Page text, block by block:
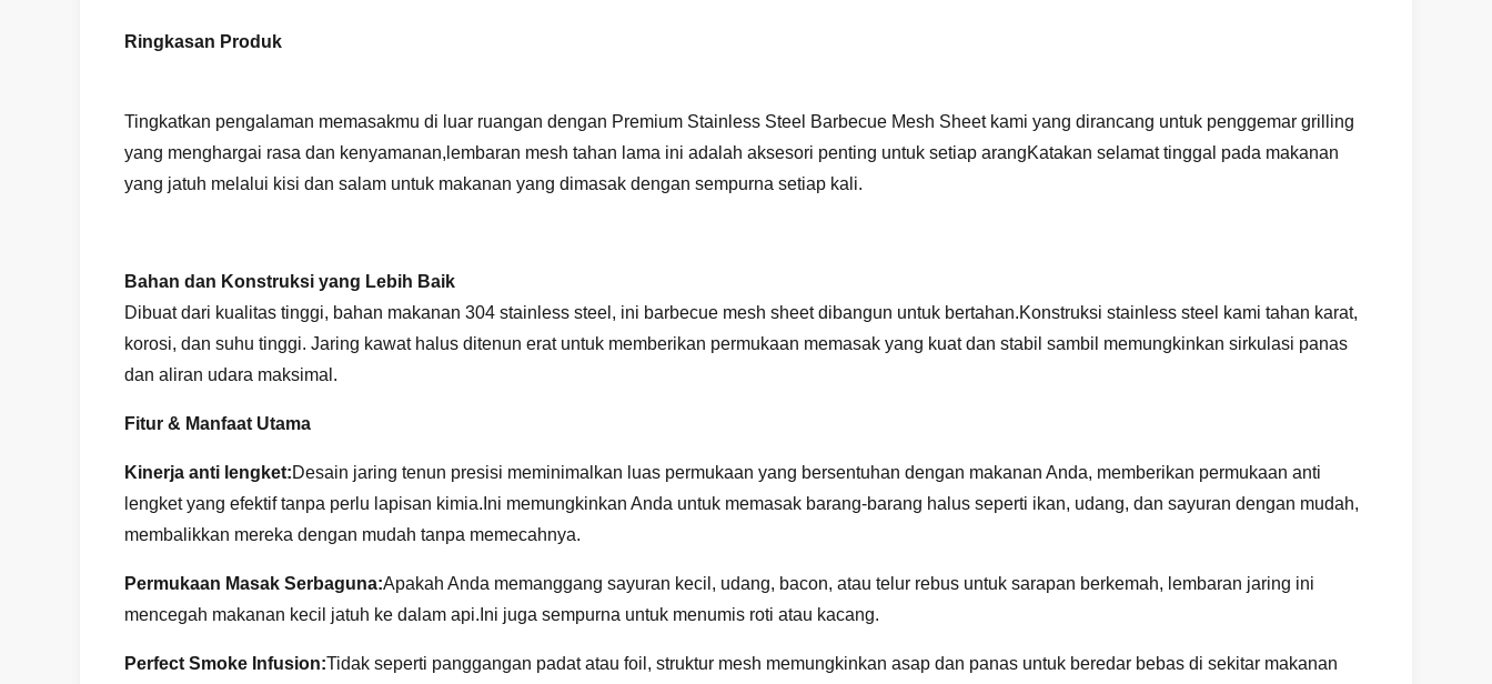
Ringkasan Produk
Tingkatkan pengalaman memasakmu di luar ruangan dengan Premium Stainless Steel Barbecue Mesh Sheet kami yang dirancang untuk penggemar grilling
yang menghargai rasa dan kenyamanan,lembaran mesh tahan lama ini adalah aksesori penting untuk setiap arangKatakan selamat tinggal pada makanan
yang jatuh melalui kisi dan salam untuk makanan yang dimasak dengan sempurna setiap kali.
Bahan dan Konstruksi yang Lebih Baik
Dibuat dari kualitas tinggi, bahan makanan 304 stainless steel, ini barbecue mesh sheet dibangun untuk bertahan.Konstruksi stainless steel kami tahan karat,
korosi, dan suhu tinggi. Jaring kawat halus ditenun erat untuk memberikan permukaan memasak yang kuat dan stabil sambil memungkinkan sirkulasi panas
dan aliran udara maksimal.
Fitur & Manfaat Utama
Kinerja anti lengket:Desain jaring tenun presisi meminimalkan luas permukaan yang bersentuhan dengan makanan Anda, memberikan permukaan anti
lengket yang efektif tanpa perlu lapisan kimia.Ini memungkinkan Anda untuk memasak barang-barang halus seperti ikan, udang, dan sayuran dengan mudah,
membalikkan mereka dengan mudah tanpa memecahnya.
Permukaan Masak Serbaguna:Apakah Anda memanggang sayuran kecil, udang, bacon, atau telur rebus untuk sarapan berkemah, lembaran jaring ini
mencegah makanan kecil jatuh ke dalam api.Ini juga sempurna untuk menumis roti atau kacang.
Perfect Smoke Infusion:Tidak seperti panggangan padat atau foil, struktur mesh memungkinkan asap dan panas untuk beredar bebas di sekitar makanan